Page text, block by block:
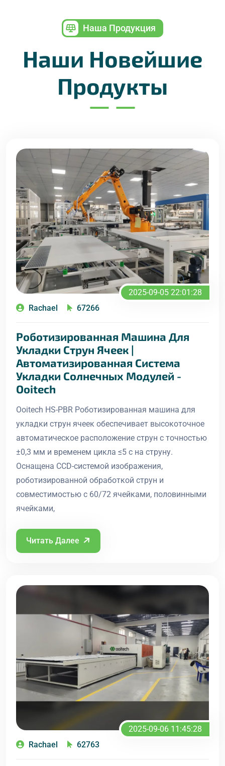
Наша Продукция
Наши Новейшие
Продукты
2025-09-05 22:01:28
Rachael
67266
Роботизированная Машина Для
Укладки Струн Ячеек |
Автоматизированная Система
Укладки Солнечных Модулей -
Ooitech
Ooitech HS-PBR Роботизированная машина для
укладки струн ячеек обеспечивает высокоточное
автоматическое расположение струн с точностью
±0,3 мм и временем цикла ≤5 с на струну.
Оснащена CCD-системой изображения,
роботизированной обработкой струн и
совместимостью с 60/72 ячейками, половинными
ячейками,
Читать Далее
2025-09-06 11:45:28
Rachael
62763